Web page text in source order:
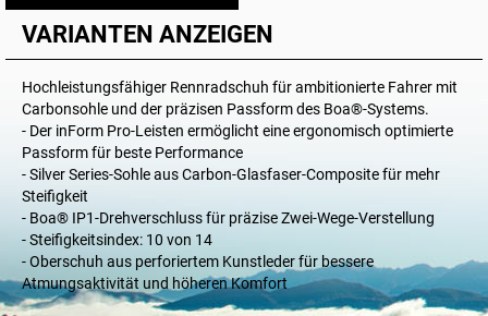
VARIANTEN ANZEIGEN
Hochleistungsfähiger Rennradschuh für ambitionierte Fahrer mit
Carbonsohle und der präzisen Passform des Boa®-Systems.
- Der inForm Pro-Leisten ermöglicht eine ergonomisch optimierte
Passform für beste Performance
- Silver Series-Sohle aus Carbon-Glasfaser-Composite für mehr
Steifigkeit
- Boa® IP1-Drehverschluss für präzise Zwei-Wege-Verstellung
- Steifigkeitsindex: 10 von 14
- Oberschuh aus perforiertem Kunstleder für bessere
Atmungsaktivität und höheren Komfort